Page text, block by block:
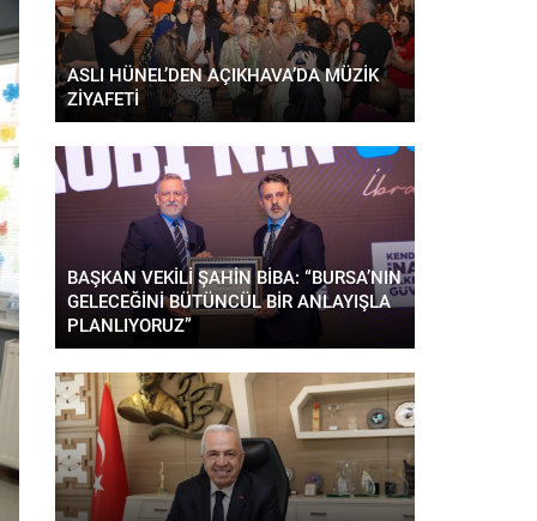
ASLI HÜNEL’DEN AÇIKHAVA’DA MÜZİK
ZİYAFETİ
BAŞKAN VEKİLİ ŞAHİN BİBA: “BURSA’NIN
GELECEĞİNİ BÜTÜNCÜL BİR ANLAYIŞLA
PLANLIYORUZ”